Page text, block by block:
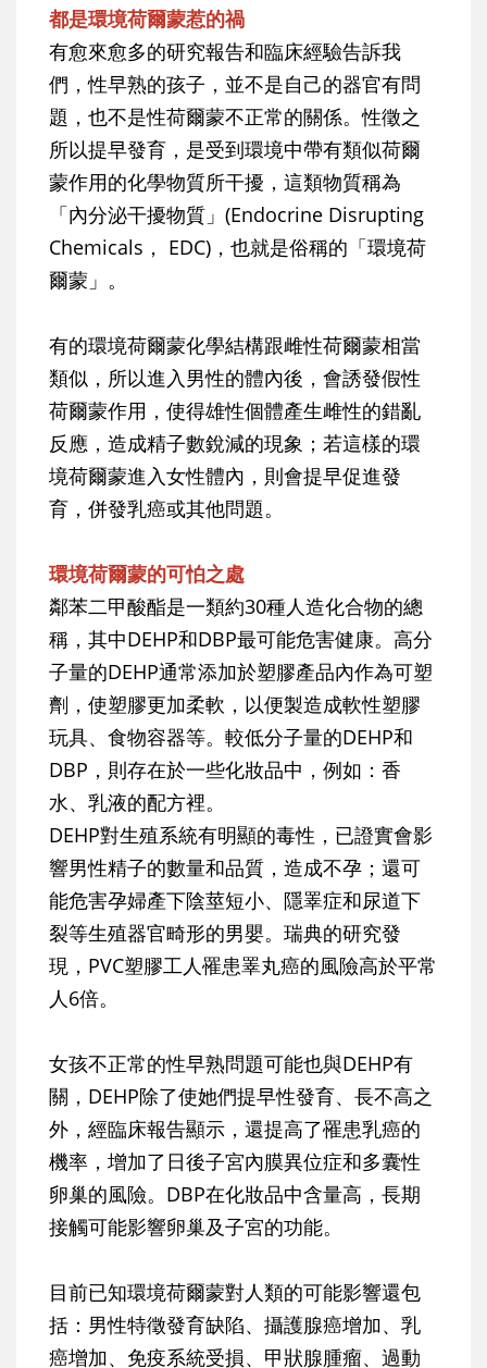
都是環境荷爾蒙惹的禍
有愈來愈多的研究報告和臨床經驗告訴我
們，性早熟的孩子，並不是自己的器官有問
題，也不是性荷爾蒙不正常的關係。性徵之
所以提早發育，是受到環境中帶有類似荷爾
蒙作用的化學物質所干擾，這類物質稱為
「內分泌干擾物質」(Endocrine Disrupting
Chemicals， EDC)，也就是俗稱的「環境荷
爾蒙」。
有的環境荷爾蒙化學結構跟雌性荷爾蒙相當
類似，所以進入男性的體內後，會誘發假性
荷爾蒙作用，使得雄性個體產生雌性的錯亂
反應，造成精子數銳減的現象；若這樣的環
境荷爾蒙進入女性體內，則會提早促進發
育，併發乳癌或其他問題。
環境荷爾蒙的可怕之處
鄰苯二甲酸酯是一類約30種人造化合物的總
稱，其中DEHP和DBP最可能危害健康。高分
子量的DEHP通常添加於塑膠產品內作為可塑
劑，使塑膠更加柔軟，以便製造成軟性塑膠
玩具、食物容器等。較低分子量的DEHP和
DBP，則存在於一些化妝品中，例如：香
水、乳液的配方裡。
DEHP對生殖系統有明顯的毒性，已證實會影
響男性精子的數量和品質，造成不孕；還可
能危害孕婦產下陰莖短小、隱睪症和尿道下
裂等生殖器官畸形的男嬰。瑞典的研究發
現，PVC塑膠工人罹患睪丸癌的風險高於平常
人6倍。
女孩不正常的性早熟問題可能也與DEHP有
關，DEHP除了使她們提早性發育、長不高之
外，經臨床報告顯示，還提高了罹患乳癌的
機率，增加了日後子宮內膜異位症和多囊性
卵巢的風險。DBP在化妝品中含量高，長期
接觸可能影響卵巢及子宮的功能。
目前已知環境荷爾蒙對人類的可能影響還包
括：男性特徵發育缺陷、攝護腺癌增加、乳
癌增加、免疫系統受損、甲狀腺腫瘤、過動